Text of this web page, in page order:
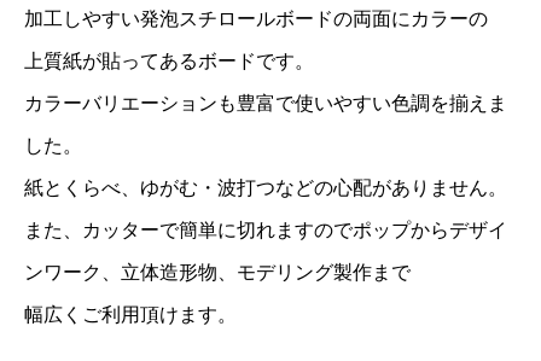
加工しやすい発泡スチロールボードの両面にカラーの
上質紙が貼ってあるボードです。
カラーバリエーションも豊富で使いやすい色調を揃えま
した。
紙とくらべ、ゆがむ・波打つなどの心配がありません。
また、カッターで簡単に切れますのでポップからデザイ
ンワーク、立体造形物、モデリング製作まで
幅広くご利用頂けます。